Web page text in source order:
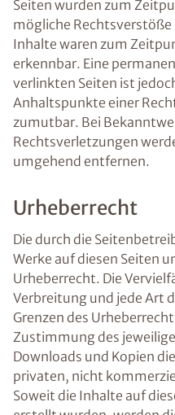
Seiten wurden zum
mögliche
Inhalte waren zum
erkennbar. Eine
verlinkten Seiten ist
Anhaltspunkte einer
zumutbar. Bei
Rechtsverletzungen
umgehend entfernen.
Urheberrecht
Die durch die
Werke auf diesen Seiten
Urheberrecht. Die
Verbreitung und jede Art
Grenzen des
Zustimmung des
Downloads und Kopien
privaten, nicht
Soweit die Inhalte auf